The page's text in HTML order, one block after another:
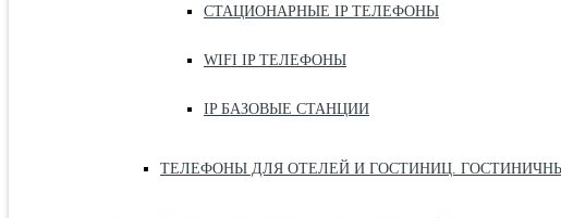
СТАЦИОНАРНЫЕ IP ТЕЛЕФОНЫ
WIFI IP ТЕЛЕФОНЫ
IP БАЗОВЫЕ СТАНЦИИ
ТЕЛЕФОНЫ ДЛЯ ОТЕЛЕЙ И ГОСТИНИЦ.